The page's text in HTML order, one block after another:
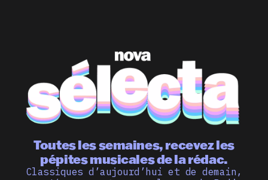
Toutes les semaines, recevez les
pépites musicales de la rédac.
Classiques d’aujourd’hui et de demain,